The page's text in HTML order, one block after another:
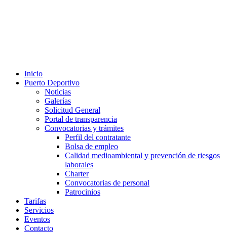
Inicio
Puerto Deportivo
Noticias
Galerías
Solicitud General
Portal de transparencia
Convocatorias y trámites
Perfil del contratante
Bolsa de empleo
Calidad medioambiental y prevención de riesgos
laborales
Charter
Convocatorias de personal
Patrocinios
Tarifas
Servicios
Eventos
Contacto